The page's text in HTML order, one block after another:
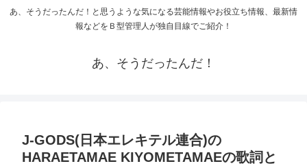
あ、そうだったんだ！と思うような気になる芸能情報やお役立ち情報、最新情
報などをＢ型管理人が独自目線でご紹介！
あ、そうだったんだ！
J-GODS(日本エレキテル連合)の
HARAETAMAE KIYOMETAMAEの歌詞と